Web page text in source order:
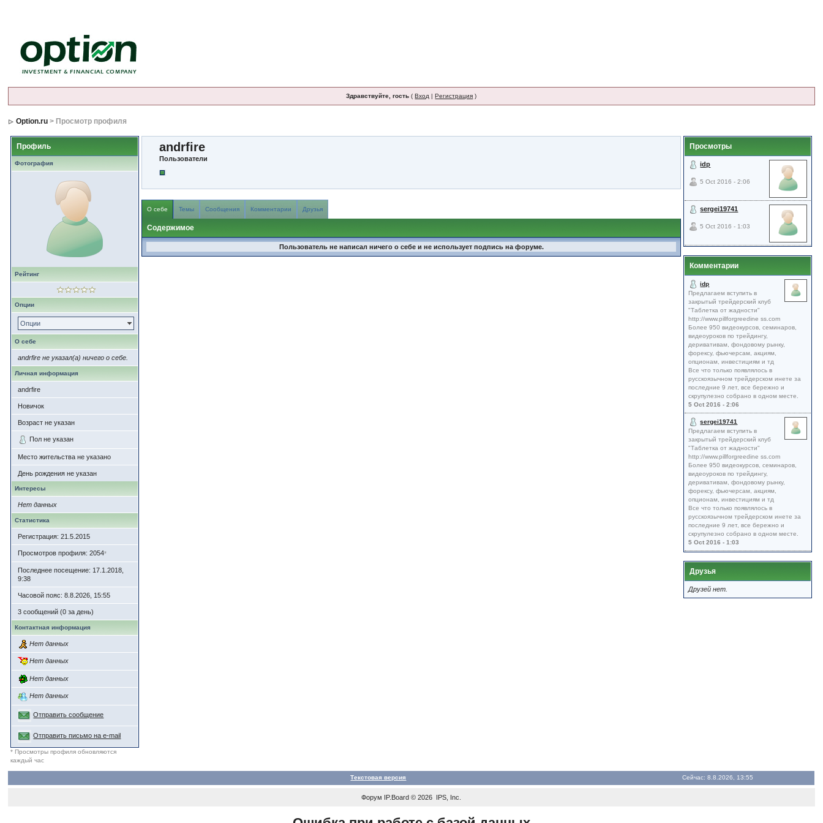
Здравствуйте, гость (Вход |Регистрация )
Option.ru > Просмотр профиля
Профиль
Фотография
Рейтинг
Опции
Опции
О себе
andrfire не указал(а) ничего о себе.
Личная информация
andrfire
Новичок
Возраст не указан
Пол не указан
Место жительства не указано
День рождения не указан
Интересы
Нет данных
Статистика
Регистрация: 21.5.2015
Просмотров профиля: 2054*
Последнее посещение: 17.1.2018,
9:38
Часовой пояс: 8.8.2026, 15:55
3 сообщений (0 за день)
Контактная информация
Нет данных
Нет данных
Нет данных
Нет данных
Отправить сообщение
Отправить письмо на e-mail
* Просмотры профиля обновляются
каждый час
andrfire
Пользователи
О себе Темы Сообщения Комментарии Друзья
Содержимое
Пользователь не написал ничего о себе и не использует подпись на форуме.
Просмотры
idp
5 Oct 2016 - 2:06
sergei19741
5 Oct 2016 - 1:03
Комментарии
idp
Предлагаем вступить в
закрытый трейдерский клуб
"Таблетка от жадности"
http://www.pillforgreedine ss.com
Более 950 видеокурсов, семинаров,
видеоуроков по трейдингу,
деривативам, фондовому рынку,
форексу, фьючерсам, акциям,
опционам, инвестициям и тд
Все что только появлялось в
русскоязычном трейдерском инете за
последние 9 лет, все бережно и
скрупулезно собрано в одном месте.
5 Oct 2016 - 2:06
sergei19741
Предлагаем вступить в
закрытый трейдерский клуб
"Таблетка от жадности"
http://www.pillforgreedine ss.com
Более 950 видеокурсов, семинаров,
видеоуроков по трейдингу,
деривативам, фондовому рынку,
форексу, фьючерсам, акциям,
опционам, инвестициям и тд
Все что только появлялось в
русскоязычном трейдерском инете за
последние 9 лет, все бережно и
скрупулезно собрано в одном месте.
5 Oct 2016 - 1:03
Друзья
Друзей нет.
Текстовая версия Сейчас: 8.8.2026, 13:55
Форум IP.Board © 2026 IPS, Inc